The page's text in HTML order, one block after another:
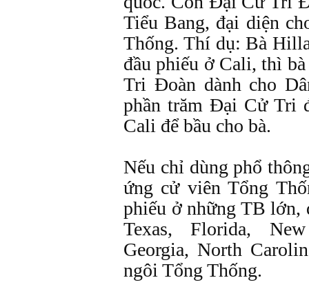
Tiểu Bang, đại diện
Thống. Thí dụ: Bà
đầu phiếu ở Cali, thì
Tri Đoàn dành cho
phần trăm Đại Cử Tri
Cali để bầu cho bà.
Nếu chỉ dùng phổ
ứng cử viên Tổng
phiếu ở những TB lớn,
Texas, Florida,
Georgia, North
ngôi Tổng Thống.